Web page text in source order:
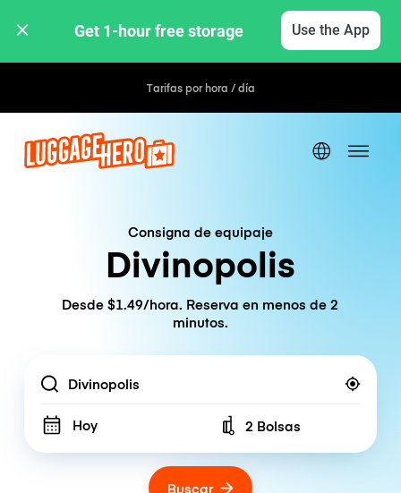
Get 1-hour free storage Use the App
Tarifas por hora / día
Consigna de equipaje
Divinopolis
Desde $1.49/hora. Reserva en menos de 2
minutos.
Location
Hoy Number of bags
2 Bolsas
Buscar